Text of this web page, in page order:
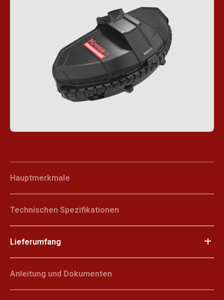
Hauptmerkmale
Technischen Spezifikationen
Lieferumfang
Anleitung und Dokumenten